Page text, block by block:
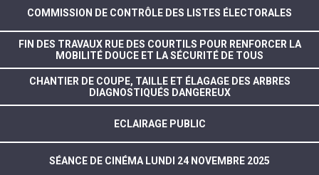
COMMISSION DE CONTRÔLE DES LISTES ÉLECTORALES
FIN DES TRAVAUX RUE DES COURTILS POUR RENFORCER LA
MOBILITÉ DOUCE ET LA SÉCURITÉ DE TOUS
CHANTIER DE COUPE, TAILLE ET ÉLAGAGE DES ARBRES
DIAGNOSTIQUÉS DANGEREUX
ECLAIRAGE PUBLIC
SÉANCE DE CINÉMA LUNDI 24 NOVEMBRE 2025